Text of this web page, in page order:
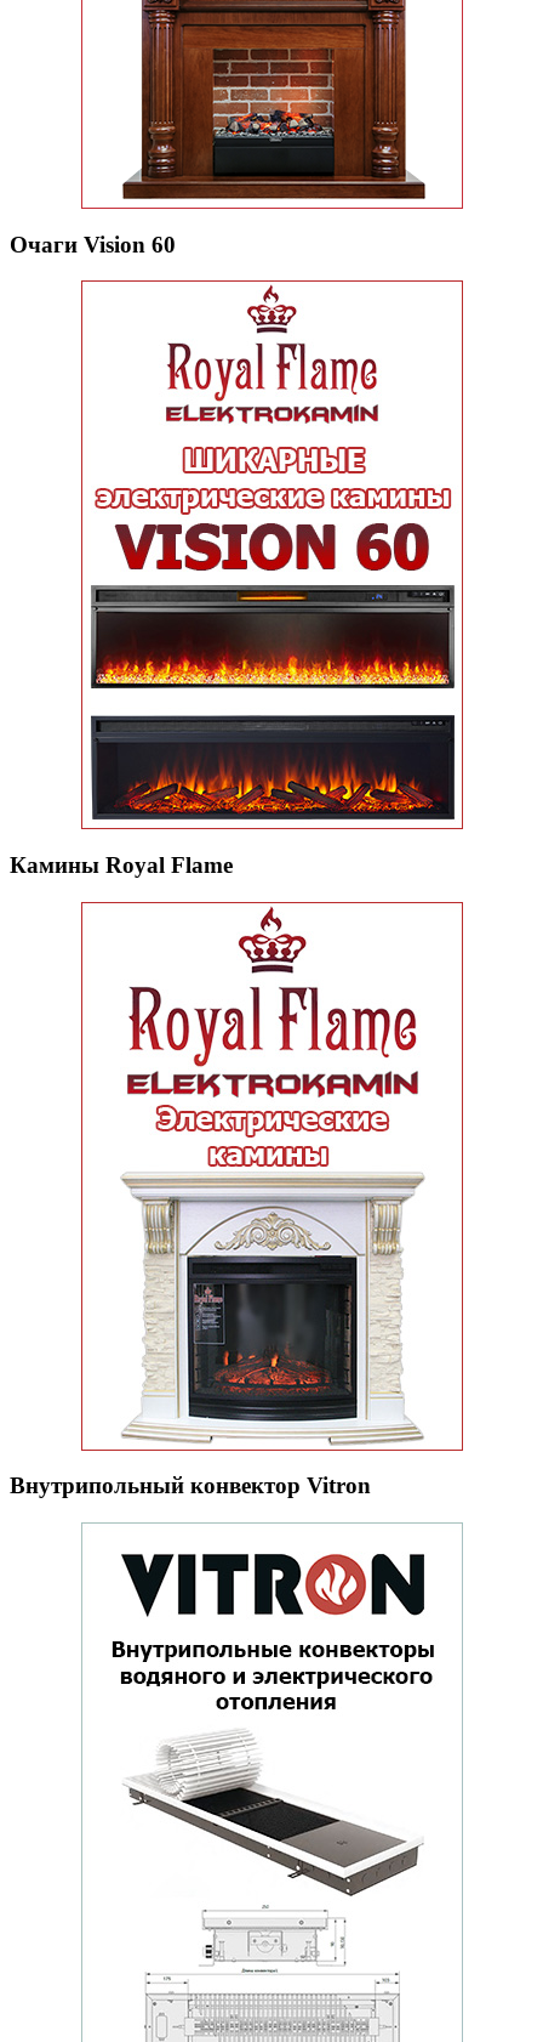
Очаги Vision 60
Камины Royal Flame
Внутрипольный конвектор Vitron